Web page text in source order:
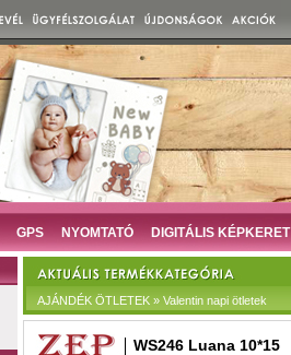
GPS NYOMTATÓ DIGITÁLIS KÉPKERET
AJÁNDÉK ÖTLETEK » Valentin napi ötletek
WS246 Luana 10*15